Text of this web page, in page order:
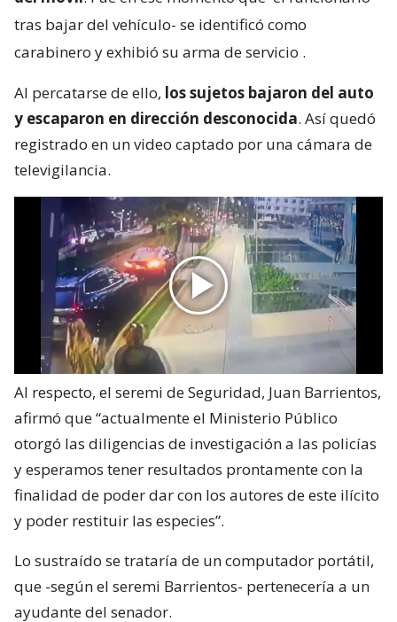
tras bajar del vehículo- se identificó como
carabinero y exhibió su arma de servicio .
Al percatarse de ello, los sujetos bajaron del auto
y escaparon en dirección desconocida. Así quedó
registrado en un video captado por una cámara de
televigilancia.
Al respecto, el seremi de Seguridad, Juan Barrientos,
afirmó que “actualmente el Ministerio Público
otorgó las diligencias de investigación a las policías
y esperamos tener resultados prontamente con la
finalidad de poder dar con los autores de este ilícito
y poder restituir las especies”.
Lo sustraído se trataría de un computador portátil,
que -según el seremi Barrientos- pertenecería a un
ayudante del senador.